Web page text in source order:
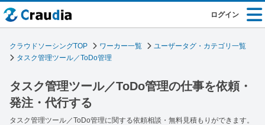
ログイン
クラウドソーシングTOP ワーカー一覧
ユーザータグ・カテゴリ一覧
タスク管理ツール／ToDo管理
タスク管理ツール／ToDo管理の仕事を依頼・
発注・代行する
タスク管理ツール／ToDo管理に関する依頼相談・無料見積もりができます。